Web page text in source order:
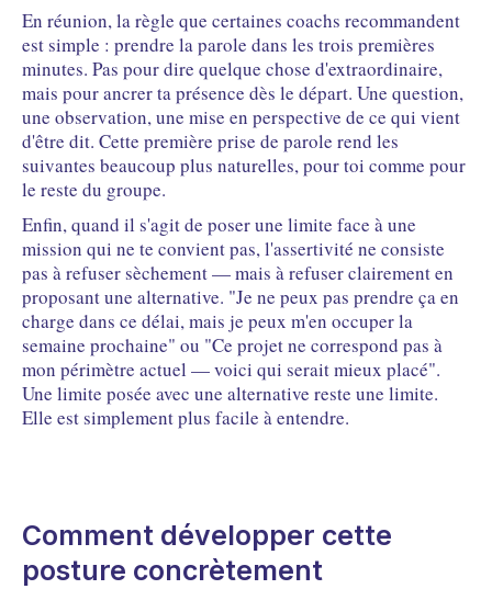
En réunion, la règle que certaines coachs recommandent
est simple : prendre la parole dans les trois premières
minutes. Pas pour dire quelque chose d'extraordinaire,
mais pour ancrer ta présence dès le départ. Une question,
une observation, une mise en perspective de ce qui vient
d'être dit. Cette première prise de parole rend les
suivantes beaucoup plus naturelles, pour toi comme pour
le reste du groupe.
Enfin, quand il s'agit de poser une limite face à une
mission qui ne te convient pas, l'assertivité ne consiste
pas à refuser sèchement — mais à refuser clairement en
proposant une alternative. "Je ne peux pas prendre ça en
charge dans ce délai, mais je peux m'en occuper la
semaine prochaine" ou "Ce projet ne correspond pas à
mon périmètre actuel — voici qui serait mieux placé".
Une limite posée avec une alternative reste une limite.
Elle est simplement plus facile à entendre.
Comment développer cette
posture concrètement